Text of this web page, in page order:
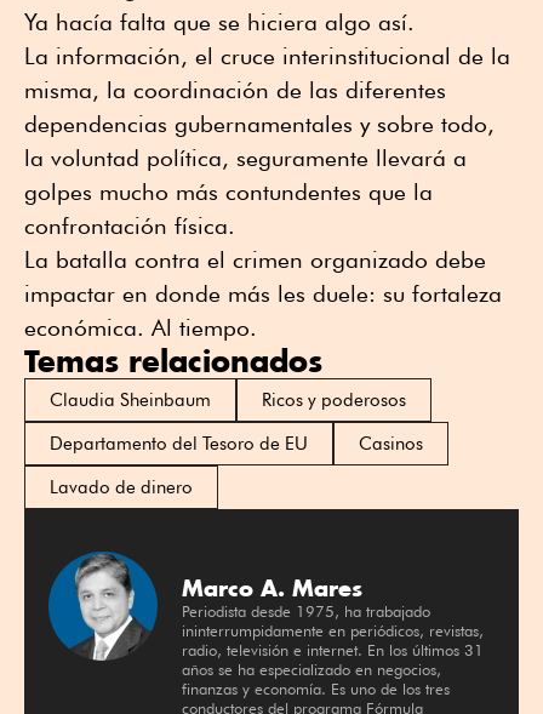
Ya hacía falta que se hiciera algo así.
La información, el cruce interinstitucional de la
misma, la coordinación de las diferentes
dependencias gubernamentales y sobre todo,
la voluntad política, seguramente llevará a
golpes mucho más contundentes que la
confrontación física.
La batalla contra el crimen organizado debe
impactar en donde más les duele: su fortaleza
económica. Al tiempo.
Temas relacionados
Claudia Sheinbaum
Ricos y poderosos
Departamento del Tesoro de EU
Casinos
Lavado de dinero
Marco A. Mares
Periodista desde 1975, ha trabajado
ininterrumpidamente en periódicos, revistas,
radio, televisión e internet. En los últimos 31
años se ha especializado en negocios,
finanzas y economía. Es uno de los tres
conductores del programa Fórmula